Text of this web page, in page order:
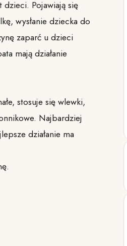
Pojawiają się
wysłanie dziecka do
zaparć u dzieci
mają działanie
stosuje się wlewki,
Najbardziej
działanie ma